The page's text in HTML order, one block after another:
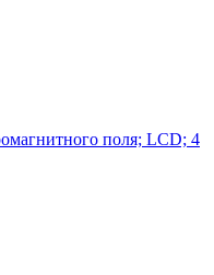
поля; LCD; 4